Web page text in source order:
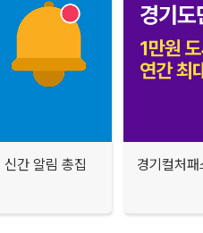
간 알림 총집
경기컬처